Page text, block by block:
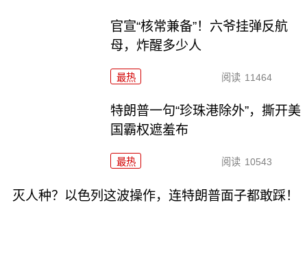
官宣“核常兼备”！六爷挂弹反航
母，炸醒多少人
最热 阅读 11464
特朗普一句“珍珠港除外”，撕开美
国霸权遮羞布
最热 阅读 10543
灭人种？以色列这波操作，连特朗普面子都敢踩！